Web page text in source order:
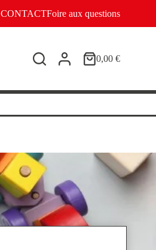
CONTACTFoire aux questions
Panier
0,00 €